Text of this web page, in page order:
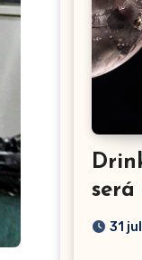
será
31